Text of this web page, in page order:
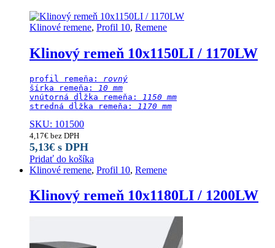
Klinové remene, Profil 10, Remene
Klinový remeň 10x1150LI / 1170LW
profil remeňa: rovný
šírka remeňa:
10 mm
vnútorná dĺžka remeňa:
1150 mm
stredná dĺžka remeňa:
1170 mm
SKU: 101500
4,17€ bez DPH
5,13€ s DPH
Pridať do košíka
Klinové remene, Profil 10, Remene
Klinový remeň 10x1180LI / 1200LW